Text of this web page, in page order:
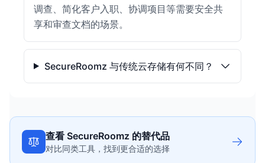
调查、简化客户入职、协调项目等需要安全共
享和审查文档的场景。
SecureRoomz 与传统云存储有何不同？
查看 SecureRoomz 的替代品
对比同类工具，找到更合适的选择